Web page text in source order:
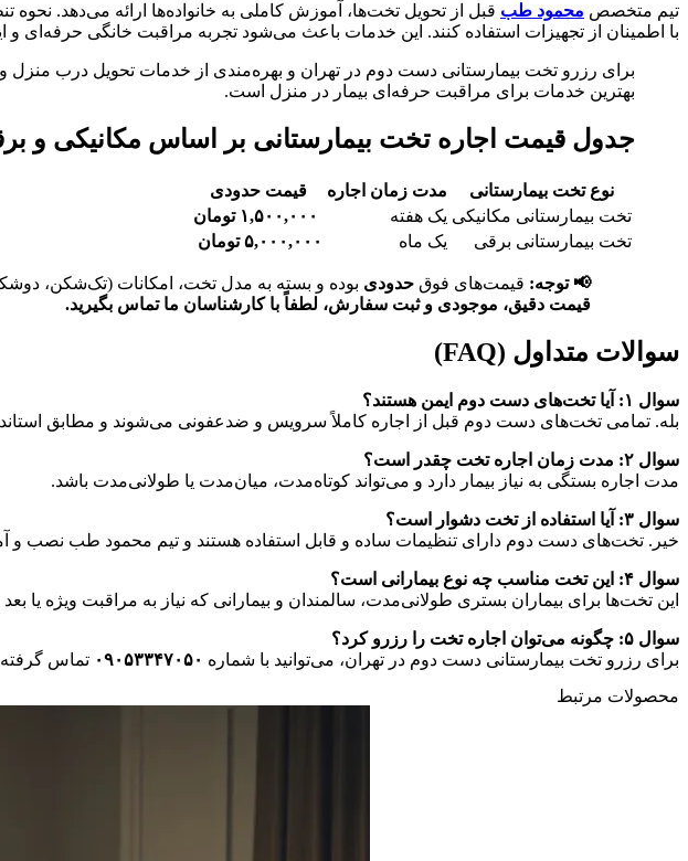
تیم متخصص محمود طب قبل از تحویل تخت‌ها، آموزش کاملی به خانواده‌ها ارائه می‌دهد.
با اطمینان از تجهیزات استفاده کنند. این خدمات باعث می‌شود تجربه مراقبت خانگی حرفه‌ای و
برای رزرو تخت بیمارستانی دست دوم در تهران و بهره‌مندی از خدمات تحویل درب منزل
بهترین خدمات برای مراقبت حرفه‌ای بیمار در منزل است.
جدول قیمت اجاره تخت بیمارستانی بر اساس مکانیکی و
نوع تخت بیمارستانی مدت زمان اجاره
قیمت حدودی
تخت بیمارستانی مکانیکی یک هفته
تخت بیمارستانی برقی
یک ماه ۵,۰۰۰,۰۰۰ تومان
📢 توجه: قیمت‌های فوق حدودی بوده و بسته به مدل تخت، امکانات (تک‌شکن،
قیمت دقیق، موجودی و ثبت سفارش، لطفاً با کارشناسان ما تماس بگیرید.
سوالات متداول (FAQ)
سوال ۱: آیا تخت‌های دست دوم ایمن هستند؟
بله. تمامی تخت‌های دست دوم قبل از اجاره کاملاً سرویس و ضدعفونی می‌شوند و مطابق
سوال ۲: مدت زمان اجاره تخت چقدر است؟
مدت اجاره بستگی به نیاز بیمار دارد و می‌تواند کوتاه‌مدت، میان‌مدت یا طولانی‌مدت باشد.
سوال ۳: آیا استفاده از تخت دشوار است؟
خیر. تخت‌های دست دوم دارای تنظیمات ساده و قابل استفاده هستند و تیم محمود طب نصب و
سوال ۴: این تخت مناسب چه نوع بیمارانی است؟
این تخت‌ها برای بیماران بستری طولانی‌مدت، سالمندان و بیمارانی که نیاز به مراقبت ویژه یا
سوال ۵: چگونه می‌توان اجاره تخت را رزرو کرد؟
برای رزرو تخت بیمارستانی دست دوم در تهران، می‌توانید با شماره ۰۹۰۵۳۳۴۷۰۵۰ تماس
محصولات مرتبط